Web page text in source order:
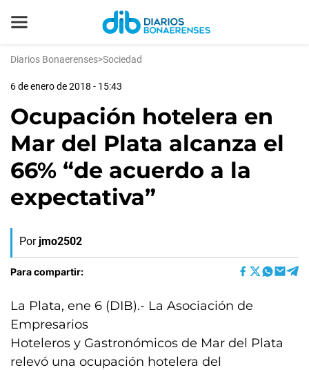
Diarios Bonaerenses>Sociedad
6 de enero de 2018 - 15:43
Ocupación hotelera en
Mar del Plata alcanza el
66% “de acuerdo a la
expectativa”
Por jmo2502
Para compartir:
La Plata, ene 6 (DIB).- La Asociación de
Empresarios
Hoteleros y Gastronómicos de Mar del Plata
relevó una ocupación hotelera del